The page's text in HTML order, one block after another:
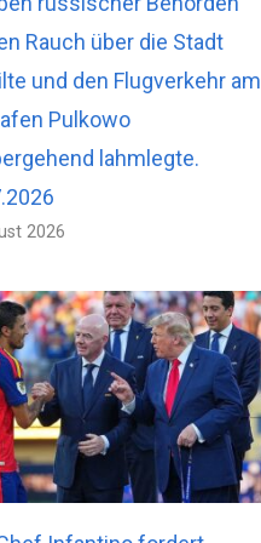
Rauch über die Stadt
und den Flugverkehr am
Pulkowo
lahmlegte.
2026